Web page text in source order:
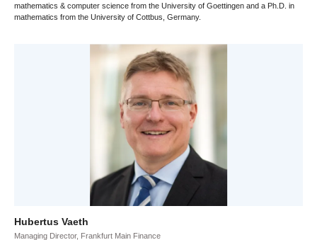
mathematics & computer science from the University of Goettingen and a Ph.D. in
mathematics from the University of Cottbus, Germany.
Hubertus Vaeth
Managing Director, Frankfurt Main Finance